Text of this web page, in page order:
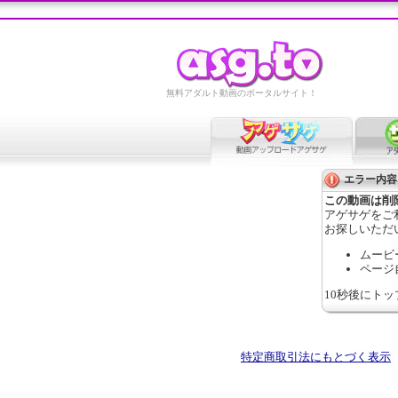
無料アダルト動画のポータルサイト！
エラー内容
この動画は削
アゲサゲをご
お探しいただ
ムービ
ページ
10秒後にト
特定商取引法にもとづく表示